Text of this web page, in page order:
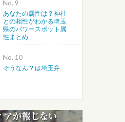
No.
あなたの属性は？神社
との相性がわかる埼玉
県のパワースポット属
性まとめ
No.
そうなん？は埼玉弁